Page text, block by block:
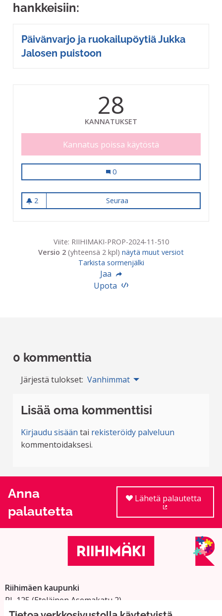
hankkeisiin:
Päivänvarjo ja ruokailupöytiä Jukka
Jalosen puistoon
28
KANNATUKSET
Kannatus poissa käytöstä
Varjo ja ruokailupöytiä Jukka
0
2
2 seuraajaa
Seuraa
Viite: RIIHIMAKI-PROP-2024-11-510
Versio 2 (yhteensä 2 kpl) näytä muut versiot
Tarkista sormenjälki
Jaa
Upota
0 kommenttia
Järjestä tulokset: Vanhimmat
Lisää oma kommenttisi
Kirjaudu sisään tai rekisteröidy palveluun
kommentoidaksesi.
Anna
palautetta
Lähetä palautetta
Riihimäen kaupunki
PL 125 (Eteläinen Asemakatu 2)
11101 Riihimäki